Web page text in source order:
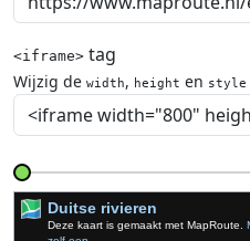
<iframe> tag
Wijzig de width, height en style